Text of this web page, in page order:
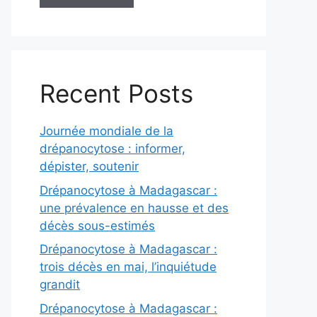
Recent Posts
Journée mondiale de la
drépanocytose : informer,
dépister, soutenir
Drépanocytose à Madagascar :
une prévalence en hausse et des
décès sous-estimés
Drépanocytose à Madagascar :
trois décès en mai, l’inquiétude
grandit
Drépanocytose à Madagascar :